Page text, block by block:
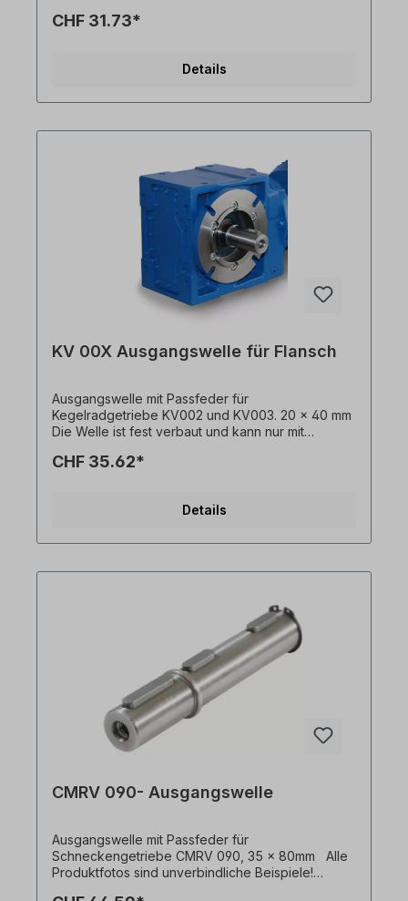
die Einbauseite an (ausgehend von Einbaulage
CHF 31.73*
Details
KV 00X Ausgangswelle für Flansch
Ausgangswelle mit Passfeder für
Kegelradgetriebe KV002 und KV003. 20 x 40 mm
Die Welle ist fest verbaut und kann nur mit
geben Sie die Einbauseite an (ausgehend von
CHF 35.62*
Details
CMRV 090- Ausgangswelle
Ausgangswelle mit Passfeder für
Schneckengetriebe CMRV 090, 35 x 80mm Alle
Produktfotos sind unverbindliche Beispiele!